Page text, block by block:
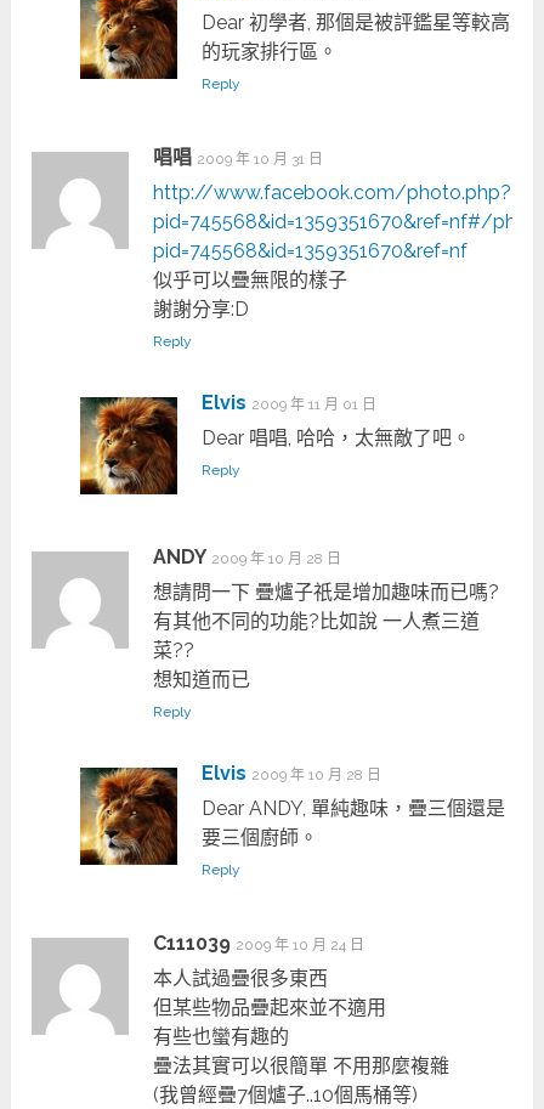
Dear 初學者, 那個是被評鑑星等較高
的玩家排行區。
Reply
唱唱 2009 年 10 月 31 日
http://www.facebook.com/photo.php?
pid=745568&id=1359351670&ref=nf#/
pid=745568&id=1359351670&ref=nf
似乎可以疊無限的樣子
謝謝分享:D
Reply
Elvis 2009 年 11 月 01 日
Dear 唱唱, 哈哈，太無敵了吧。
Reply
ANDY 2009 年 10 月 28 日
想請問一下 疊爐子祇是增加趣味而已嗎?
有其他不同的功能?比如說 一人煮三道
菜??
想知道而已
Reply
Elvis 2009 年 10 月 28 日
Dear ANDY, 單純趣味，疊三個還是
要三個廚師。
Reply
C111039 2009 年 10 月 24 日
本人試過疊很多東西
但某些物品疊起來並不適用
有些也蠻有趣的
疊法其實可以很簡單 不用那麼複雜
(我曾經疊7個爐子..10個馬桶等)